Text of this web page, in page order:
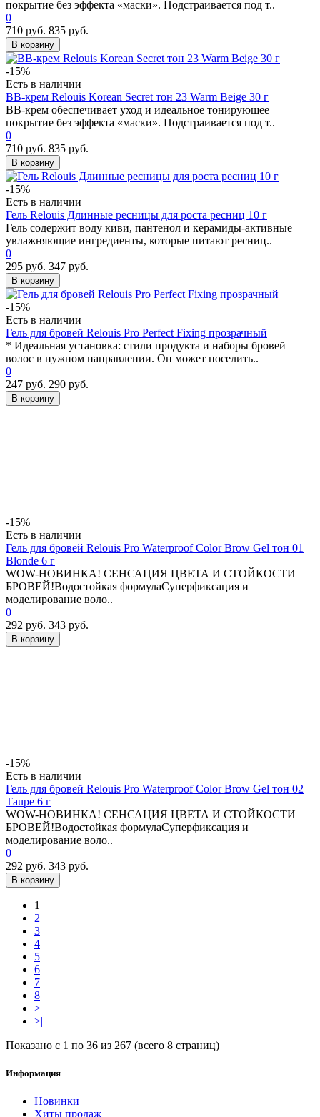
покрытие без эффекта «маски». Подстраивается под т..
0
710 руб. 835 руб.
В корзину
-15%
Есть в наличии
ВВ-крем Relouis Korean Secret тон 23 Warm Beige 30 г
BB-крем обеспечивает уход и идеальное тонирующее
покрытие без эффекта «маски». Подстраивается под т..
0
710 руб. 835 руб.
В корзину
-15%
Есть в наличии
Гель Relouis Длинные ресницы для роста ресниц 10 г
Гель содержит воду киви, пантенол и керамиды-активные
увлажняющие ингредиенты, которые питают ресниц..
0
295 руб. 347 руб.
В корзину
-15%
Есть в наличии
Гель для бровей Relouis Pro Perfect Fixing прозрачный
* Идеальная установка: стили продукта и наборы бровей
волос в нужном направлении. Он может поселить..
0
247 руб. 290 руб.
В корзину
-15%
Есть в наличии
Гель для бровей Relouis Pro Waterproof Color Brow Gel тон 01
Blonde 6 г
WOW-НОВИНКА! СЕНСАЦИЯ ЦВЕТА И СТОЙКОСТИ
БРОВЕЙ!Водостойкая формулаСуперфиксация и
моделирование воло..
0
292 руб. 343 руб.
В корзину
-15%
Есть в наличии
Гель для бровей Relouis Pro Waterproof Color Brow Gel тон 02
Tаupe 6 г
WOW-НОВИНКА! СЕНСАЦИЯ ЦВЕТА И СТОЙКОСТИ
БРОВЕЙ!Водостойкая формулаСуперфиксация и
моделирование воло..
0
292 руб. 343 руб.
В корзину
1
2
3
4
5
6
7
8
>
>|
Показано с 1 по 36 из 267 (всего 8 страниц)
Информация
Новинки
Хиты продаж